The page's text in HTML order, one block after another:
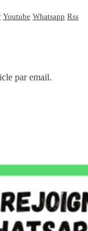
Youtube Whatsapp Rss
par email.